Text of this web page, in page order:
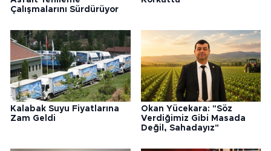
Çalışmalarını Sürdürüyor
Kalabak Suyu Fiyatlarına
Zam Geldi
Okan Yücekara: "Söz
Verdiğimiz Gibi Masada
Değil, Sahadayız"